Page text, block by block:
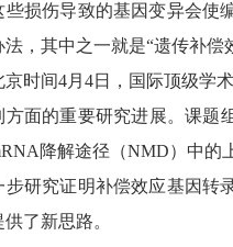
些损伤导致的基因变异会使
法，其中之一就是“遗传补偿
京时间4月4日，国际顶级学
方面的重要研究进展。课题
降解途径（NMD）中的
步研究证明补偿效应基因转
了新思路。